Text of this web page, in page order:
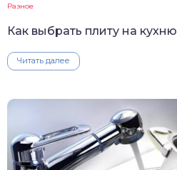
Разное
Как выбрать плиту на кухню
Читать далее